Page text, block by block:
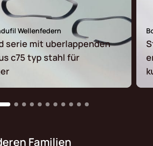
Wellenfedern
serie mit uberlappenden
c75 typ stahl für
Familien